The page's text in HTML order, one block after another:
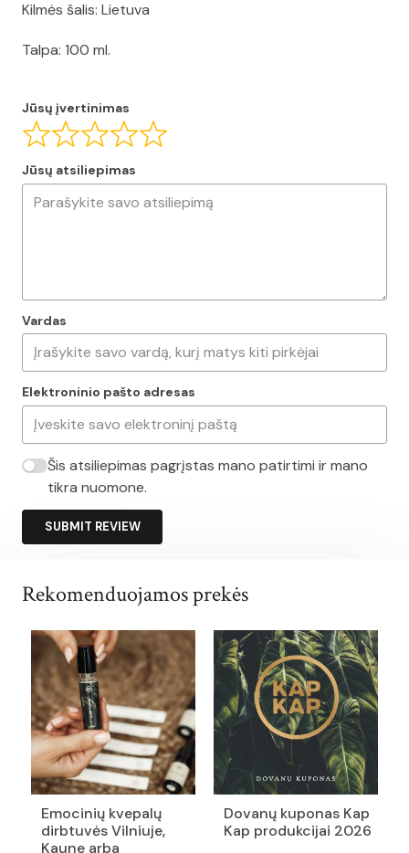
Kilmės šalis: Lietuva
Talpa: 100 ml.
Jūsų įvertinimas
Jūsų atsiliepimas
Vardas
Elektroninio pašto adresas
Šis atsiliepimas pagrįstas mano patirtimi ir mano
tikra nuomone.
SUBMIT REVIEW
Rekomenduojamos prekės
Emocinių kvepalų
dirbtuvės Vilniuje,
Kaune arba
Dovanų kuponas Kap
Kap produkcijai 2026